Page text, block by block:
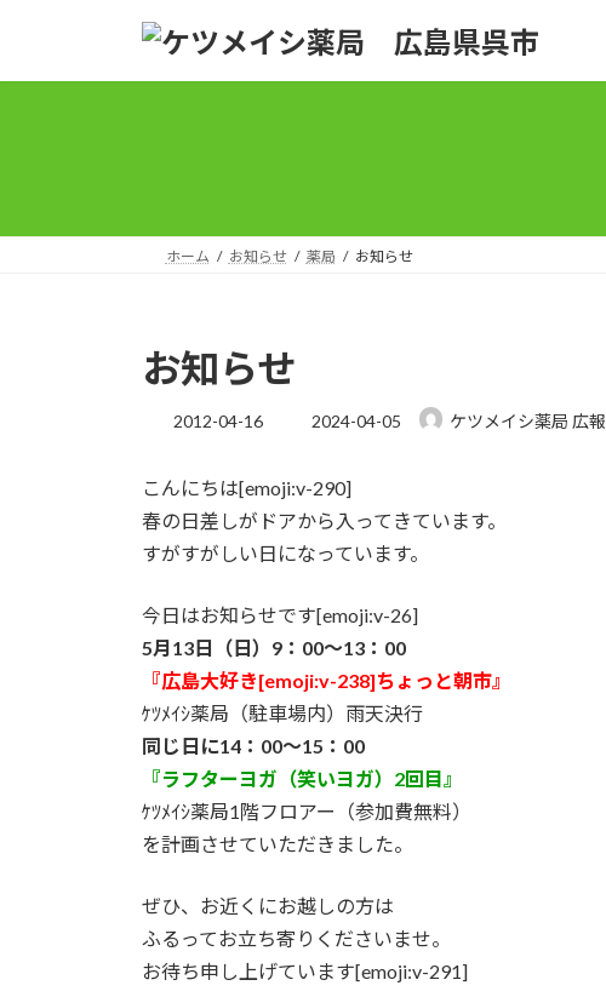
ホーム お知らせ 薬局 お知らせ
お知らせ
2012-04-16
最
新
日
:
2024-04-05 ケツメイシ薬局 広報
こんにちは[emoji:v-290]
春の日差しがドアから入ってきています。
すがすがしい日になっています。
今日はお知らせです[emoji:v-26]
5月13日（日）9：00～13：00
『広島大好き[emoji:v-238]ちょっと朝市』
ｹﾂﾒｲｼ薬局（駐車場内）雨天決行
同じ日に14：00～15：00
『ラフターヨガ（笑いヨガ）2回目』
ｹﾂﾒｲｼ薬局1階フロアー（参加費無料）
を計画させていただきました。
ぜひ、お近くにお越しの方は
ふるってお立ち寄りくださいませ。
お待ち申し上げています[emoji:v-291]